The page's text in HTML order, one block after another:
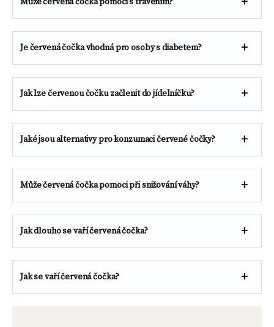
Je červená čočka vhodná pro osoby s diabetem?
Jak lze červenou čočku začlenit do jídelníčku?
Jaké jsou alternativy pro konzumaci červené čočky?
Může červená čočka pomoci při snižování váhy?
Jak dlouho se vaří červená čočka?
Jak se vaří červená čočka?